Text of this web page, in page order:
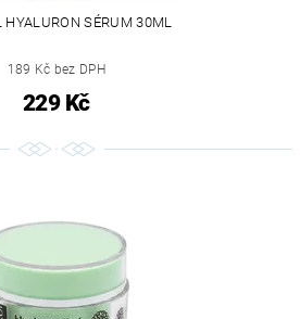
HYALURON SÉRUM 30ML
189 Kč bez DPH
229 Kč